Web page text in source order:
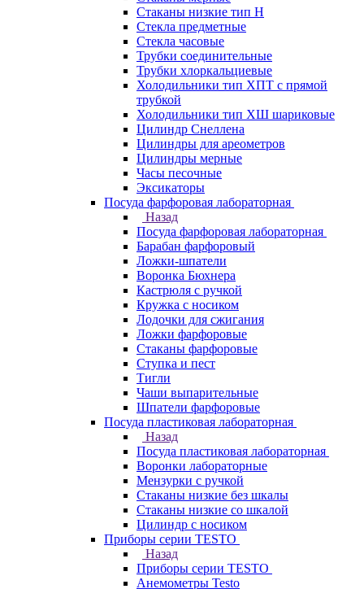
Стаканы низкие тип Н
Стекла предметные
Стекла часовые
Трубки соединительные
Трубки хлоркальциевые
Холодильники тип ХПТ с прямой
трубкой
Холодильники тип ХШ шариковые
Цилиндр Снеллена
Цилиндры для ареометров
Цилиндры мерные
Часы песочные
Эксикаторы
Посуда фарфоровая лабораторная
Назад
Посуда фарфоровая лабораторная
Барабан фарфоровый
Ложки-шпатели
Воронка Бюхнера
Кастрюля с ручкой
Кружка с носиком
Лодочки для сжигания
Ложки фарфоровые
Стаканы фарфоровые
Ступка и пест
Тигли
Чаши выпарительные
Шпатели фарфоровые
Посуда пластиковая лабораторная
Назад
Посуда пластиковая лабораторная
Воронки лабораторные
Мензурки с ручкой
Стаканы низкие без шкалы
Стаканы низкие со шкалой
Цилиндр с носиком
Приборы серии TESTO
Назад
Приборы серии TESTO
Анемометры Testo